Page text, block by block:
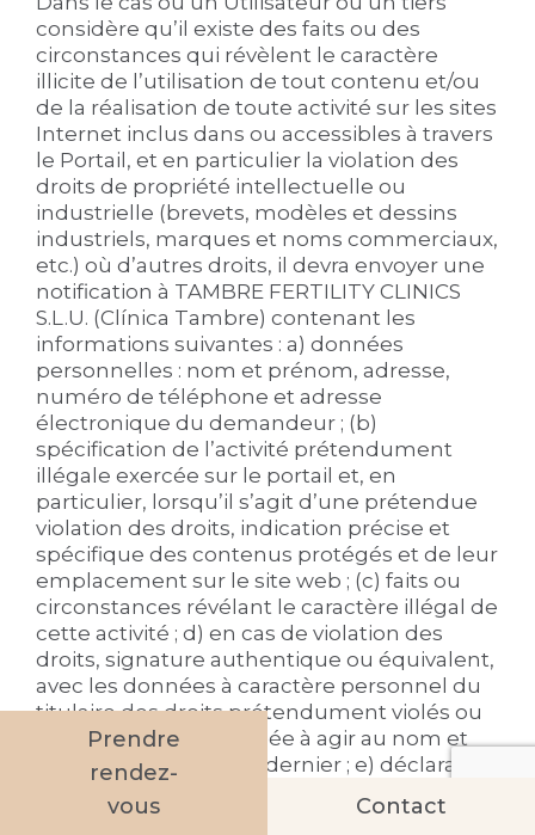
considère qu’il existe des faits ou des
circonstances qui révèlent le caractère
illicite de l’utilisation de tout contenu et/ou
de la réalisation de toute activité sur les sites
Internet inclus dans ou accessibles à travers
le Portail, et en particulier la violation des
droits de propriété intellectuelle ou
industrielle (brevets, modèles et dessins
industriels, marques et noms commerciaux,
etc.) où d’autres droits, il devra envoyer une
notification à TAMBRE FERTILITY CLINICS
S.L.U. (Clínica Tambre) contenant les
informations suivantes : a) données
personnelles : nom et prénom, adresse,
numéro de téléphone et adresse
électronique du demandeur ; (b)
spécification de l’activité prétendument
illégale exercée sur le portail et, en
particulier, lorsqu’il s’agit d’une prétendue
violation des droits, indication précise et
spécifique des contenus protégés et de leur
emplacement sur le site web ; (c) faits ou
circonstances révélant le caractère illégal de
cette activité ; d) en cas de violation des
droits, signature authentique ou équivalent,
avec les données à caractère personnel du
titulaire des droits prétendument violés ou
de la personne autorisée à agir au nom et
pour le compte de ce dernier ; e) déclaration
demandeur, que les informations fournies
Prendre
rendez-
vous
Contact